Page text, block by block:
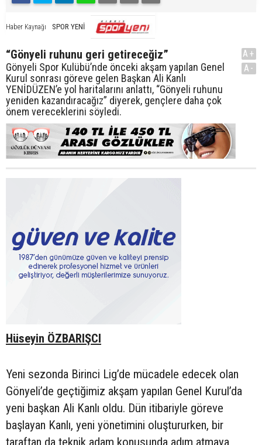
Haber Kaynağı SPOR YENİ
“Gönyeli ruhunu geri getireceğiz”
Gönyeli Spor Kulübü’nde önceki akşam yapılan Genel
Kurul sonrası göreve gelen Başkan Ali Kanlı
YENİDÜZEN’e yol haritalarını anlattı, “Gönyeli ruhunu
yeniden kazandıracağız” diyerek, gençlere daha çok
önem vereceklerini söyledi.
A+
A-
Hüseyin ÖZBARIŞCI
Yeni sezonda Birinci Lig’de mücadele edecek olan
Gönyeli’de geçtiğimiz akşam yapılan Genel Kurul’da
yeni başkan Ali Kanlı oldu. Dün itibariyle göreve
başlayan Kanlı, yeni yönetimini oluştururken, bir
taraftan da teknik adam konusunda adım atmaya